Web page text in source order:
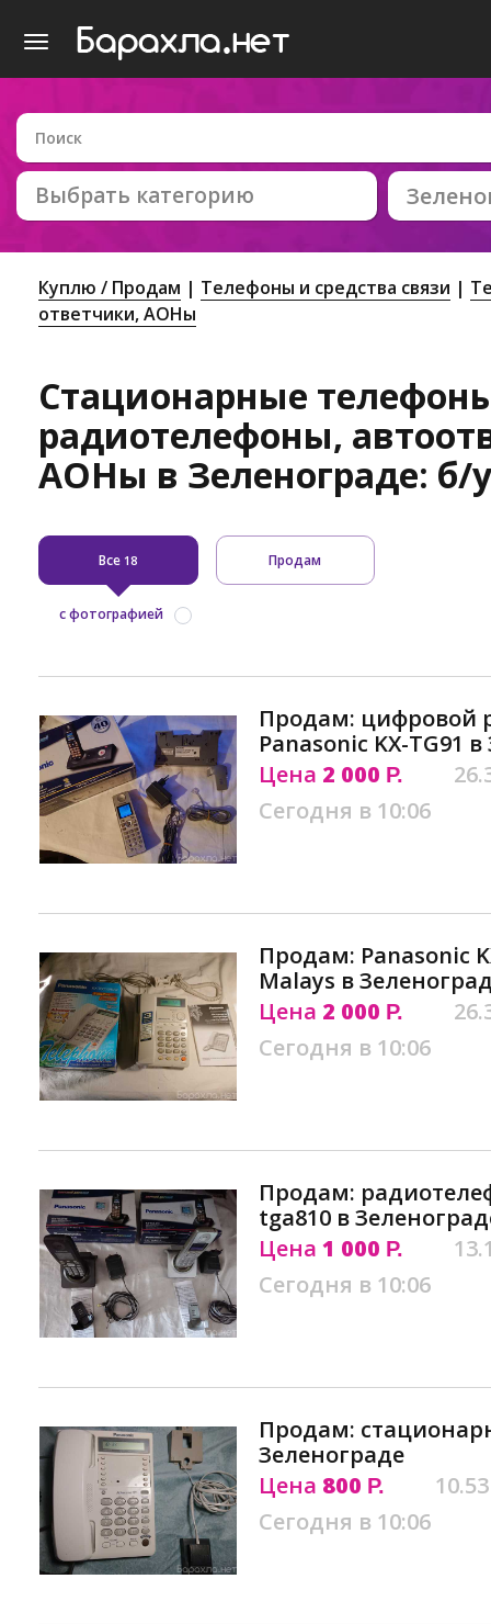
Выбрать категорию
Куплю / Продам Телефоны и средства связи
ответчики, АОНы
Стационарные
радиотелефоны,
АОНы в Зеленограде: б/
Все 18 Продам
с фотографией
Продам: цифровой
Pаnasоnic KX-ТG91
Цена 2 000 Р.
Сегодня в 10:06
Продам: Panasonic
Malays в
Цена 2 000 Р.
Сегодня в 10:06
Продам:
tga810 в
Цена 1 000 Р.
Сегодня в 10:06
Продам:
Зеленограде
Цена 800 Р.
Сегодня в 10:06